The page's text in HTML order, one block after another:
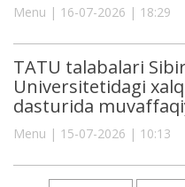
Menu | 16-07-2026 | 18:29
TATU talabalari
Universitetidagi
dasturida
Menu | 15-07-2026 | 10:13